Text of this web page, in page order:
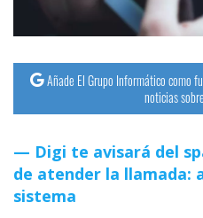
Añade El Grupo Informático como
noticias
Digi te avisará del
de atender la llamada:
sistema